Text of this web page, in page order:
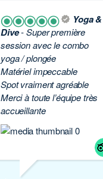
Yoga &
Dive- Super première
session avec le combo
yoga / plongée
Matériel impeccable
Spot vraiment agréable
Merci à toute l’équipe très
accueillante